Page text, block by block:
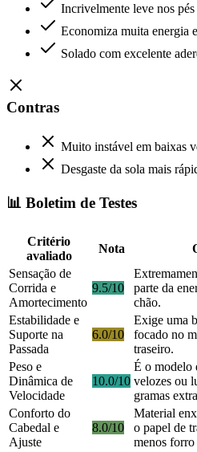
Incrivelmente leve nos pés
Economiza muita energia
Solado com excelente
Contras
Muito instável em baixas
Desgaste da sola mais
📊 Boletim de Testes
Critério
avaliado
Nota
Sensação de
Corrida e
Amortecimento
9.5/10
parte da
chão.
Estabilidade e
Suporte na
Passada
6.0/10
Exige uma
focado no
traseiro.
Peso e
Dinâmica de
Velocidade
10.0/10
É o modelo
velozes ou
gramas
Conforto do
Cabedal e
Ajuste
8.0/10
Material
o papel de
menos